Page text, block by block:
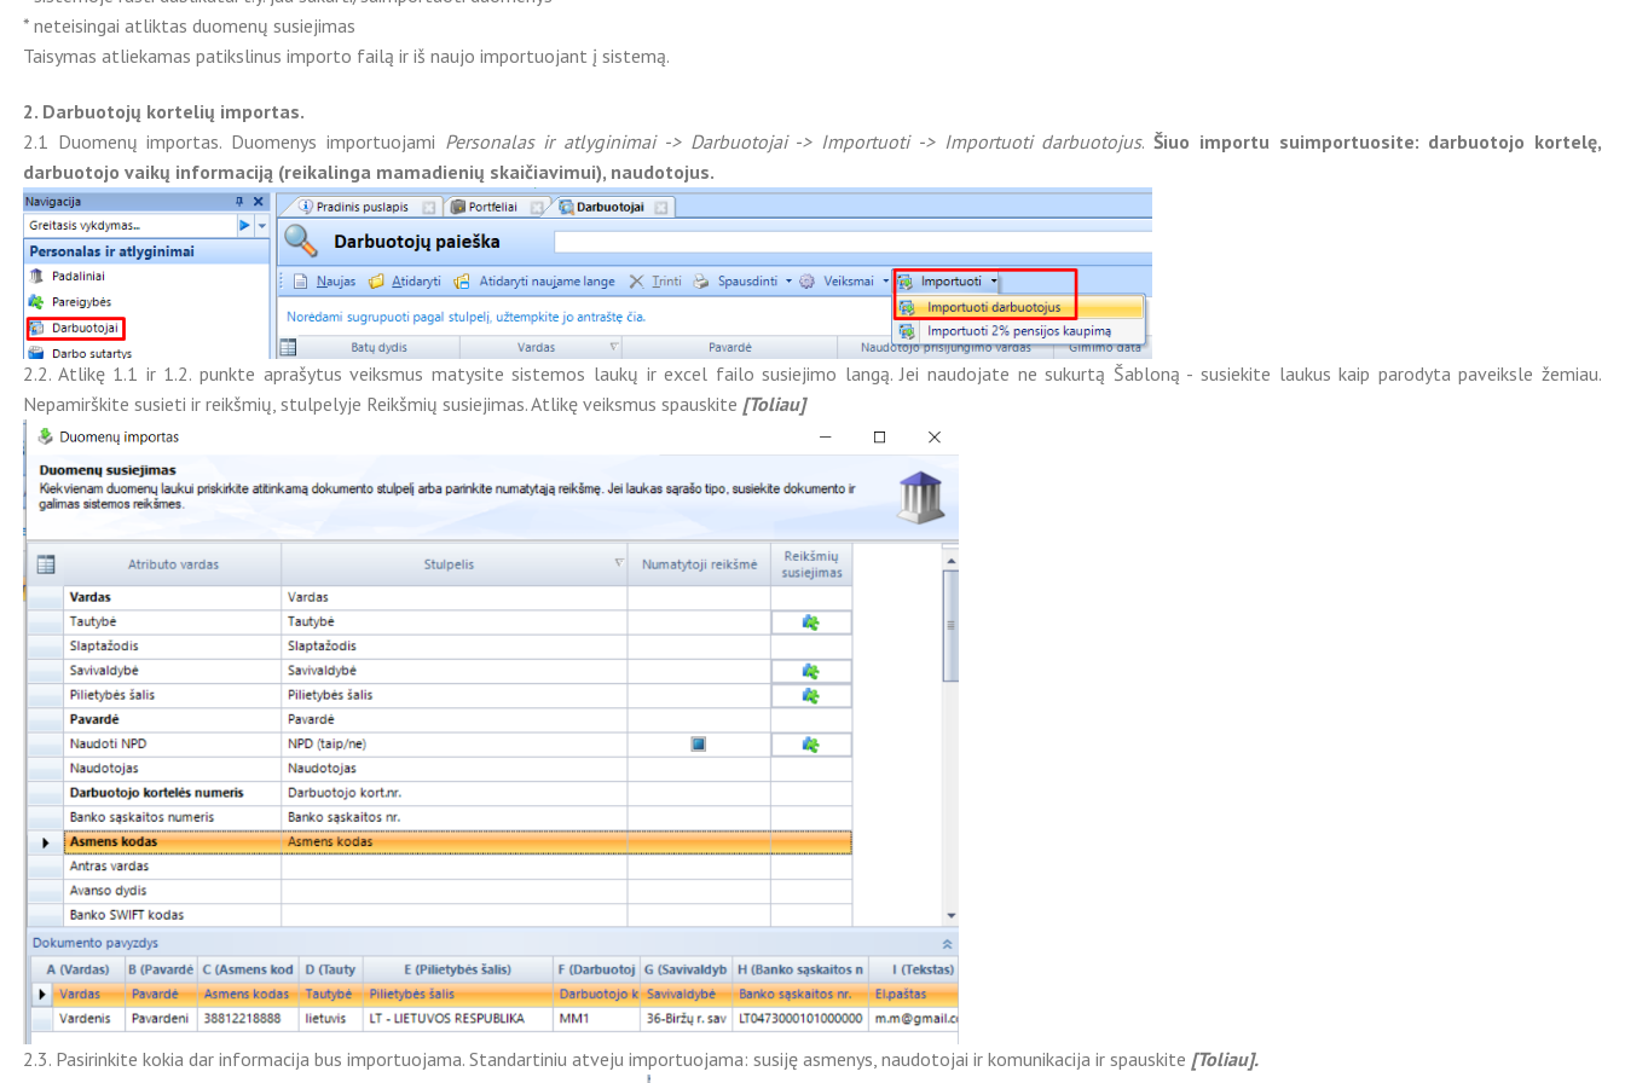
* neteisingai atliktas duomenų susiejimas
Taisymas atliekamas patikslinus importo failą ir iš naujo importuojant į sistemą.
2. Darbuotojų kortelių importas.
2.1 Duomenų importas. Duomenys importuojami Personalas ir atlyginimai -> Darbuotojai -> Importuoti -> Importuoti darbuotojus.Šiuo importu suimportuosite: darbuotojo kortelę,
darbuotojo vaikų informaciją (reikalinga mamadienių skaičiavimui), naudotojus.
2.2. Atlikę 1.1 ir 1.2. punkte aprašytus veiksmus matysite sistemos laukų ir excel failo susiejimo langą. Jei naudojate ne sukurtą Šabloną - susiekite laukus kaip parodyta paveiksle žemiau.
Nepamirškite susieti ir reikšmių, stulpelyje Reikšmių susiejimas. Atlikę veiksmus spauskite [Toliau]
2.3. Pasirinkite kokia dar informacija bus importuojama. Standartiniu atveju importuojama: susiję asmenys, naudotojai ir komunikacija ir spauskite [Toliau].